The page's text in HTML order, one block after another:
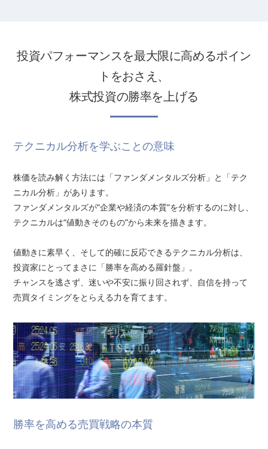
投資パフォーマンスを最大限に高めるポイン
トをおさえ、
株式投資の勝率を上げる
テクニカル分析を学ぶことの意味
株価を読み解く方法には「ファンダメンタルズ分析」と「テク
ニカル分析」があります。
ファンダメンタルズが“企業や経済の本質”を分析するのに対し、
テクニカルは“値動きそのもの”から未来を描きます。
値動きに素早く、そして的確に反応できるテクニカル分析は、
投資家にとってまさに「勝率を高める羅針盤」。
チャンスを逃さず、迷いや不安に振り回されず、自信を持って
売買タイミングをとらえる力を育てます。
勝率を高める売買戦略の本質